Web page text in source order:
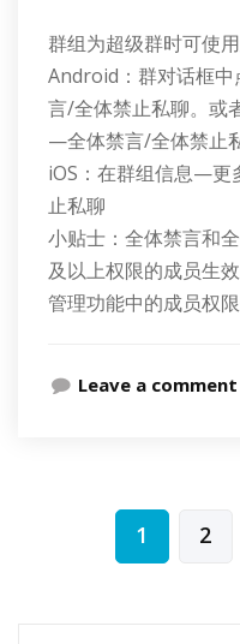
群组为超级群时可使
Android：群对话框中
言/全体禁止私聊。
—全体禁言/全体禁止
iOS：在群组信息—
止私聊
小贴士：全体禁言和
及以上权限的成员生
管理功能中的成员权
Leave a comment
1 2